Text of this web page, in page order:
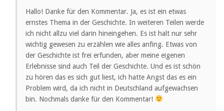
Hallo! Danke für den Kommentar. Ja, es ist ein etwas
ernstes Thema in der Geschichte. In weiteren Teilen werde
ich nicht allzu viel darin hineingehen. Es ist halt nur sehr
wichtig gewesen zu erzählen wie alles anfing. Etwas von
der Geschichte ist frei erfunden, aber meine eigenen
Erlebnisse sind auch Teil der Geschichte. Und es ist schön
zu hören das es sich gut liest, ich hatte Angst das es ein
Problem wird, da ich nicht in Deutschland aufgewachsen
bin. Nochmals danke für den Kommentar!